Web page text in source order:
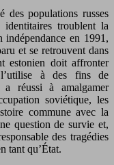
des populations russes
identitaires troublent la
en 1991,
et se retrouvent dans
estonien doit affronter
à des fins de
réussi à amalgamer
soviétique, les
commune avec la
question de survie et,
des tragédies
tant qu’État.